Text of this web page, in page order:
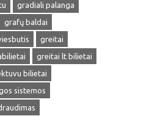
gradiali palanga
grafų baldai
greitai
greitai lt bilietai
bilietai
sistemos